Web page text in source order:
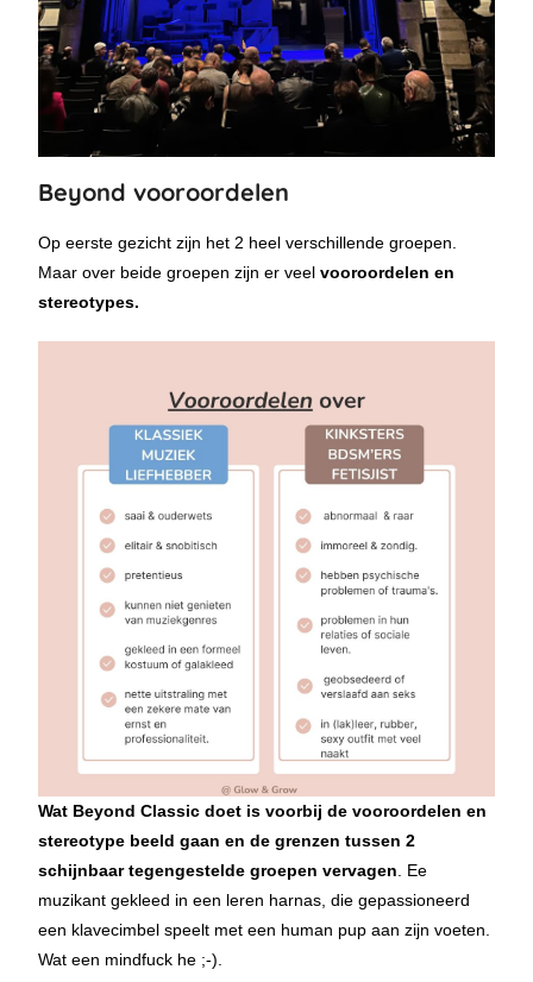
Beyond vooroordelen
Op eerste gezicht zijn het 2 heel verschillende groepen.
Maar over beide groepen zijn er veelvooroordelen en
stereotypes.
Wat Beyond Classic doet is voorbij de vooroordelen en
stereotype beeld gaan en de grenzen tussen 2
schijnbaar tegengestelde groepen vervagen . Ee
muzikant gekleed in een leren harnas, die gepassioneerd
een klavecimbel speelt met een human pup aan zijn voeten.
Wat een mindfuck he ;-).